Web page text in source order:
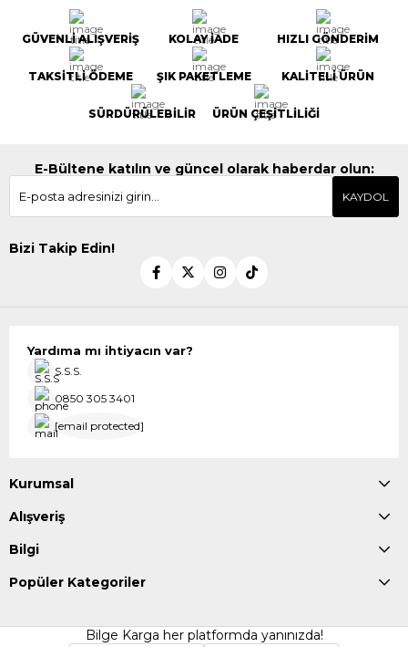
GÜVENLİ ALIŞVERİŞ KOLAY İADE HIZLI GÖNDERİM
TAKSİTLİ ÖDEME ŞIK PAKETLEME KALİTELİ ÜRÜN
SÜRDÜRÜLEBİLİR ÜRÜN ÇEŞİTLİLİĞİ
E-Bültene katılın ve güncel olarak haberdar olun:
KAYDOL
Bizi Takip Edin!
Yardıma mı ihtiyacın var?
S.S.S.
0850 305 3401
[email protected]
Kurumsal
Alışveriş
Bilgi
Popüler Kategoriler
Bilge Karga her platformda yanınızda!